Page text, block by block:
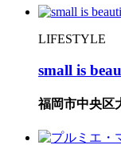
LIFESTYLE
small is
福岡市中央区